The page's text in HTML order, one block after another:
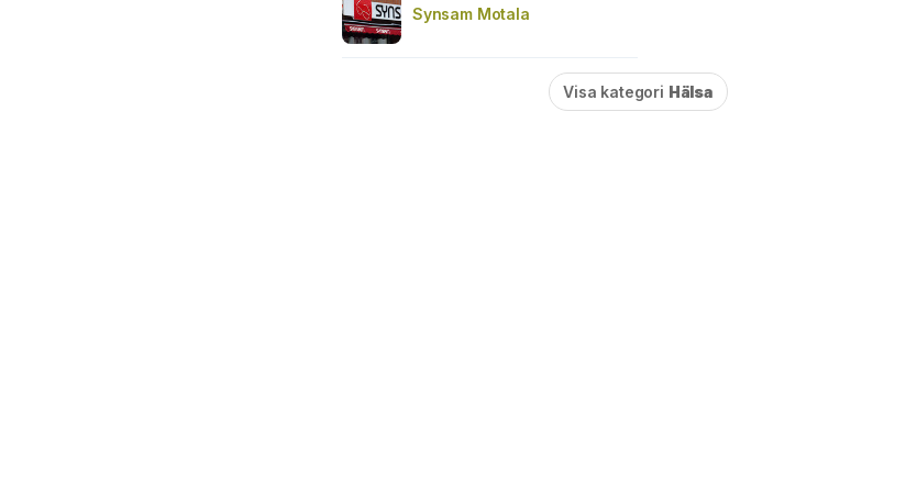
Synsam Motala
Visa kategori Hälsa